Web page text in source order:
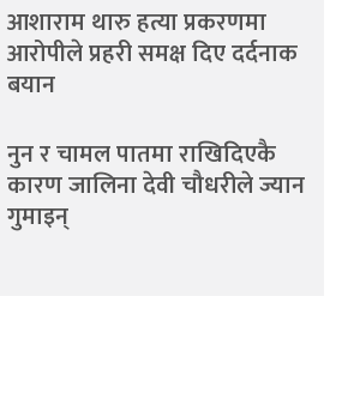
आशाराम थारु हत्या प्रकरणमा
आरोपीले प्रहरी समक्ष दिए दर्दनाक
बयान
नुन र चामल पातमा राखिदिएकै
कारण जालिना देवी चौधरीले ज्यान
गुमाइन्